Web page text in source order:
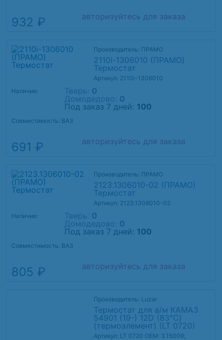
932 ₽ авторизуйтесь для заказа
Производитель: ПРАМО
2110i-1306010 (ПРАМО)
Термостат
Артикул: 2110i-1306010
Наличие:
Тверь: 0
Домодедово: 0
Под заказ 7 дней: 100
Совместимость: ВАЗ
691 ₽ авторизуйтесь для заказа
Производитель: ПРАМО
2123.1306010-02 (ПРАМО)
Термостат
Артикул: 2123.1306010-02
Наличие:
Тверь: 0
Домодедово: 0
Под заказ 7 дней: 100
Совместимость: ВАЗ
805 ₽ авторизуйтесь для заказа
Производитель: Luzar
Термостат для а/м КАМАЗ
54901 (19-) 12D (83°С)
(термоэлемент) (LT 0720)
Артикул: LT 0720 OEM: 3.15009;